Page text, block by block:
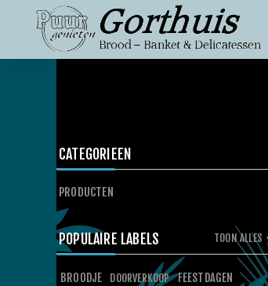
CATEGORIEEN
PRODUCTEN
POPULAIRE LABELS
BROODJE DOORVERKOOP FEESTDAGEN
TOON ALLES